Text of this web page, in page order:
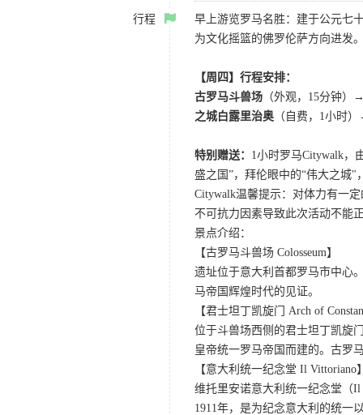
行程
早上游览罗马名胜：建于公元七
为文化摇篮的佛罗伦萨方向进发
【周四】行程安排：
古罗马斗兽场 （外观，15分钟）
之城白露里治奥 （自费，1小时）
特别赠送： 1小时罗马Citywalk，
盛之国”，拜伦眼中的“伟大之城"
Citywalk温馨提示：对体力有一
不可抗力因素导致此次活动不能
景点介绍：
【古罗马斗兽场 Colosseum】
遗址位于意大利首都罗马市中心
马帝国辉煌时代的见证。
【君士坦丁凯旋门 Arch of
位于斗兽场西侧的君士坦丁凯旋
皇帝统一罗马帝国而建的。古罗
【意大利统一纪念堂 Il Vittoriano
维托里安诺意大利统一纪念堂（Il
1911年，是为纪念意大利的统一